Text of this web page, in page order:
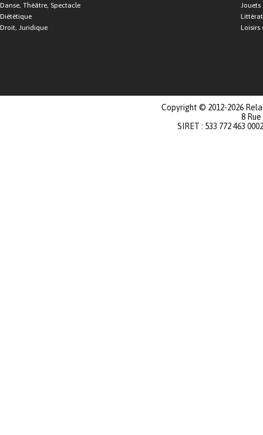
Danse, Théâtre, Spectacle
Diététique
Droit, Juridique
Jouets
Loisirs
Copyright © 2012-2026
8
SIRET : 533 772 463